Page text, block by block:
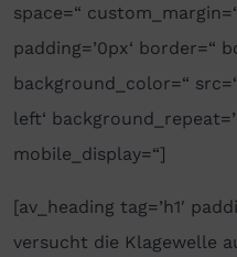
space=“
padding=’0px‘ border=“
background_color=“
left‘
mobile_display=“]
[av_heading tag=’h1′
versucht die Klagewelle